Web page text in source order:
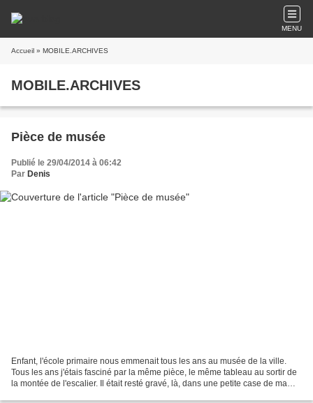
MENU
Accueil » MOBILE.ARCHIVES
MOBILE.ARCHIVES
Pièce de musée
Publié le 29/04/2014 à 06:42
Par Denis
Enfant, l'école primaire nous emmenait tous les ans au musée de la ville.
Tous les ans j'étais fasciné par la même pièce, le même tableau au sortir de
la montée de l'escalier. Il était resté gravé, là, dans une petite case de ma